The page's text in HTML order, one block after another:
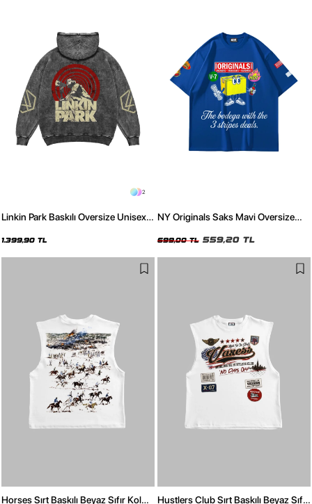
2
Linkin Park Baskılı Oversize Unisex
1.399,90 TL
NY Originals Saks Mavi Oversize
699,00 TL 559,20 TL
Horses Sırt Baskılı Beyaz Sıfır Kol Hustlers Club Sırt Baskılı Beyaz Sıfır